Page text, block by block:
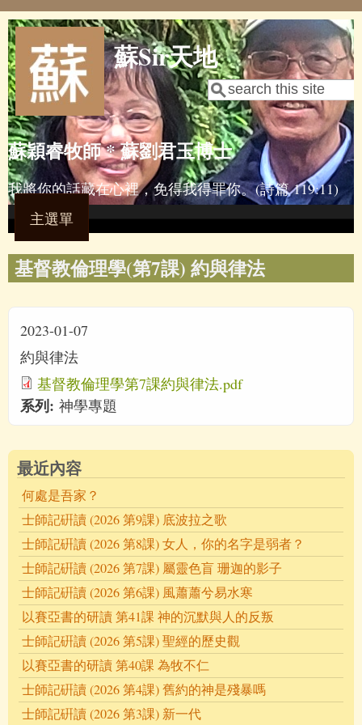
Skip to main content
蘇Sir天地
Search form
Search
蘇穎睿牧師 * 蘇劉君玉博士
我將你的話藏在心裡，免得我得罪你。(詩篇 119:11)
主選單
基督教倫理學(第7課) 約與律法
2023-01-07
約與律法
基督教倫理學第7課約與律法.pdf
系列: 神學專題
最近內容
何處是吾家？
士師記硏讀 (2026 第9課) 底波拉之歌
士師記硏讀 (2026 第8課) 女人，你的名字是弱者？
士師記硏讀 (2026 第7課) 屬靈色盲 珊迦的影子
士師記硏讀 (2026 第6課) 風蕭蕭兮易水寒
以賽亞書的研讀 第41課 神的沉默與人的反叛
士師記硏讀 (2026 第5課) 聖經的歷史觀
以賽亞書的研讀 第40課 為牧不仁
士師記硏讀 (2026 第4課) 舊約的神是殘暴嗎
士師記硏讀 (2026 第3課) 新一代